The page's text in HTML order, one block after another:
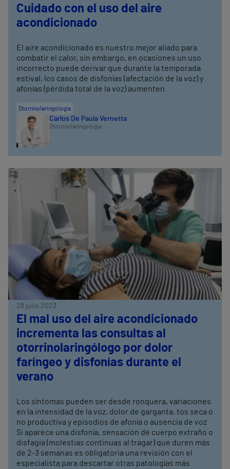
Cuidado con el uso del aire
acondicionado
El aire acondicionado es nuestro mejor aliado para
combatir el calor, sin embargo, en ocasiones un uso
incorrecto puede derivar que durante la temporada
estival, los casos de disfonías (afectación de la voz) y
afonías (pérdida total de la voz) aumenten.
Otorrinolaringología
Carlos De Paula Vernetta
Otorrinolaringología
28 julio 2023
El mal uso del aire acondicionado
incrementa las consultas al
otorrinolaringólogo por dolor
faríngeo y disfonías durante el
verano
Los síntomas pueden ser desde ronquera, variaciones
en la intensidad de la voz, dolor de garganta, tos seca o
no productiva y episodios de afonía o ausencia de voz
Si aparece una disfonía, sensación de cuerpo extraño o
disfagia (molestias continuas al tragar) que duren más
de 2-3 semanas es obligatoria una revisión con el
especialista para descartar otras patologías más